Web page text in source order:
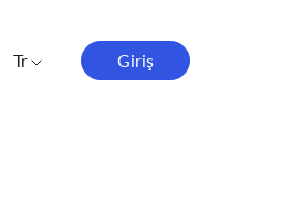
Tr Giriş